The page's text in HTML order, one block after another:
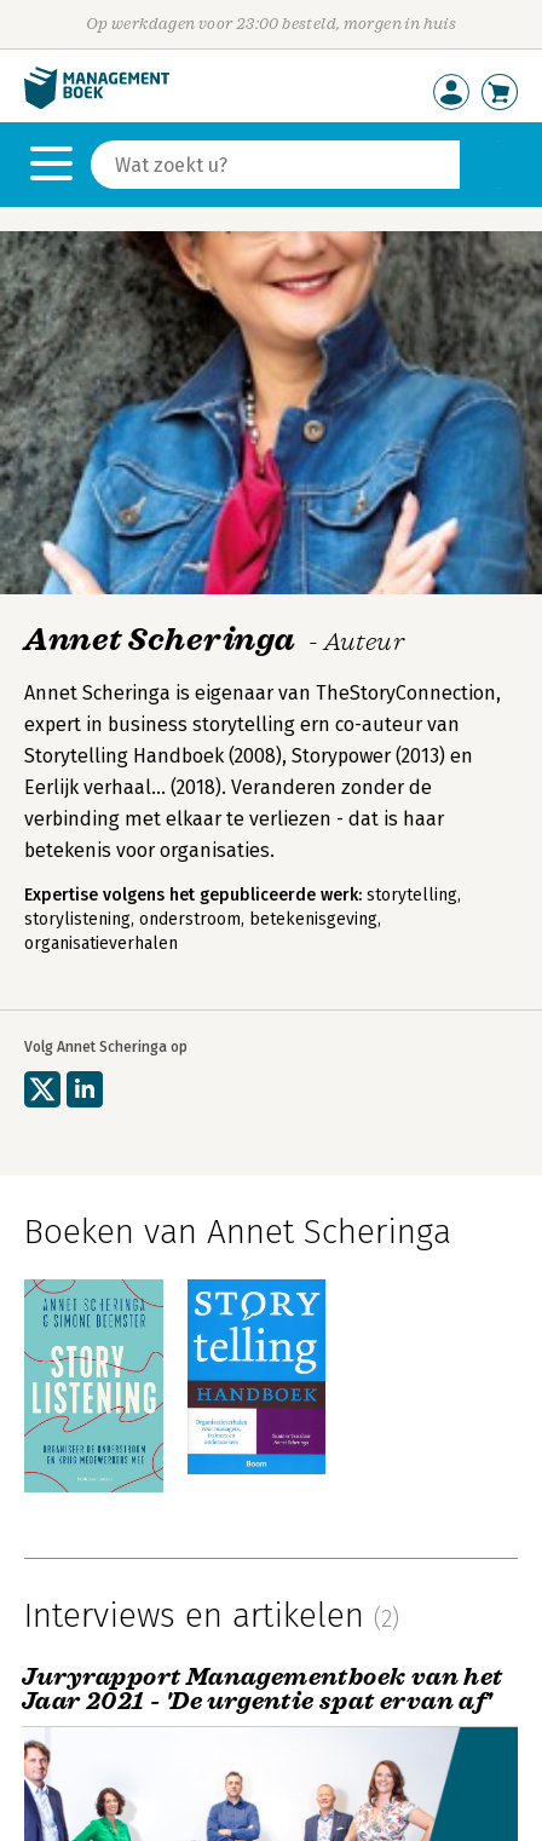
Op werkdagen voor 23:00 besteld, morgen in huis
Volg Annet Scheringa op
Annet Scheringa - Auteur
Annet Scheringa is eigenaar van TheStoryConnection,
expert in business storytelling ern co-auteur van
Storytelling Handboek (2008), Storypower (2013) en
Eerlijk verhaal... (2018). Veranderen zonder de
verbinding met elkaar te verliezen - dat is haar
betekenis voor organisaties.
Expertise volgens het gepubliceerde werk: storytelling,
storylistening, onderstroom, betekenisgeving,
organisatieverhalen
Boeken van Annet Scheringa
Interviews en artikelen (2)
Juryrapport Managementboek van het
Jaar 2021 - 'De urgentie spat ervan af'